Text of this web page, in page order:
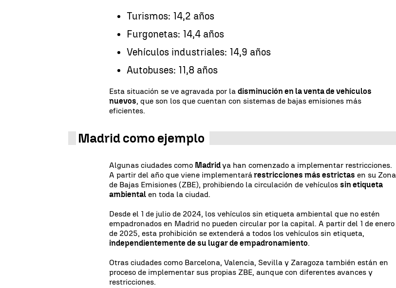
Turismos: 14,2 años
Furgonetas: 14,4 años
Vehículos industriales: 14,9 años
Autobuses: 11,8 años
Esta situación se ve agravada por ladisminución en la venta de vehículos
nuevos, que son los que cuentan con sistemas de bajas emisiones más
eficientes.
Madrid como ejemplo
Algunas ciudades como Madridya han comenzado a implementar restricciones.
A partir del año que viene implementará restricciones más estrictas en su Zona
de Bajas Emisiones (ZBE), prohibiendo la circulación de vehículossin etiqueta
ambiental en toda la ciudad.
Desde el 1 de julio de 2024, los vehículos sin etiqueta ambiental que no estén
empadronados en Madrid no pueden circular por la capital. A partir del 1 de enero
de 2025, esta prohibición se extenderá a todos los vehículos sin etiqueta,
independientemente de su lugar de empadronamiento.
Otras ciudades como Barcelona, Valencia, Sevilla y Zaragoza también están en
proceso de implementar sus propias ZBE, aunque con diferentes avances y
restricciones.